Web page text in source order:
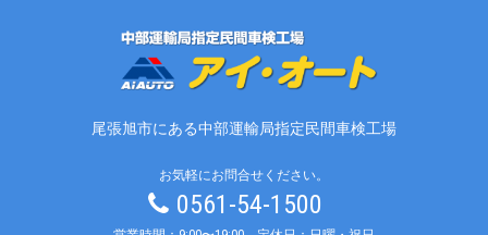
尾張旭市にある中部運輸局指定民間車検工場
お気軽にお問合せください。
0561-54-1500